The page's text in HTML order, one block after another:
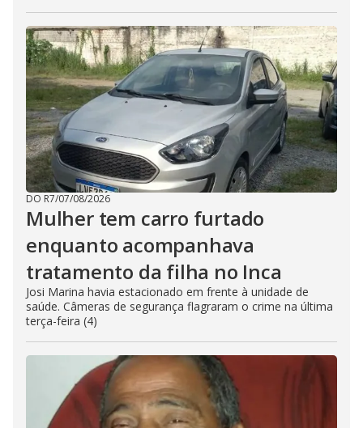
DO R7/07/08/2026
Mulher tem carro furtado
enquanto acompanhava
tratamento da filha no Inca
Josi Marina havia estacionado em frente à unidade de
saúde. Câmeras de segurança flagraram o crime na última
terça-feira (4)